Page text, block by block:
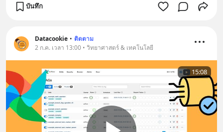
บันทึก
Datacookie • ติดตาม
2 ก.ค. เวลา 13:00 • วิทยาศาสตร์ & เทคโนโลยี
15:08